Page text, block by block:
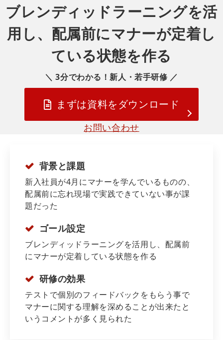
ブレンディッドラーニングを活
用し、配属前にマナーが定着し
ている状態を作る
＼ 3分でわかる！新人・若手研修 ／
まずは資料をダウンロード
お問い合わせ
背景と課題
新入社員が4月にマナーを学んでいるものの、
配属前に忘れ現場で実践できていない事が課
題だった
ゴール設定
ブレンディッドラーニングを活用し、配属前
にマナーが定着している状態を作る
研修の効果
テストで個別のフィードバックをもらう事で
マナーに関する理解を深めることが出来たと
いうコメントが多く見られた